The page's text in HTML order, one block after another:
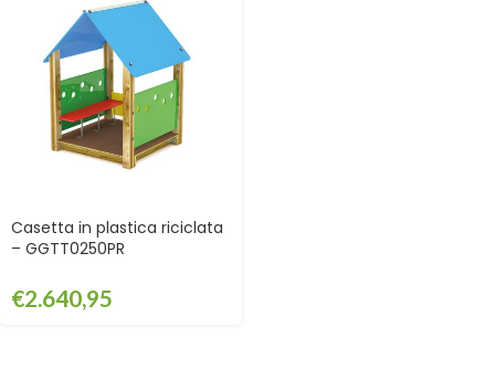
Casetta in plastica riciclata
– GGTT0250PR
€2.640,95